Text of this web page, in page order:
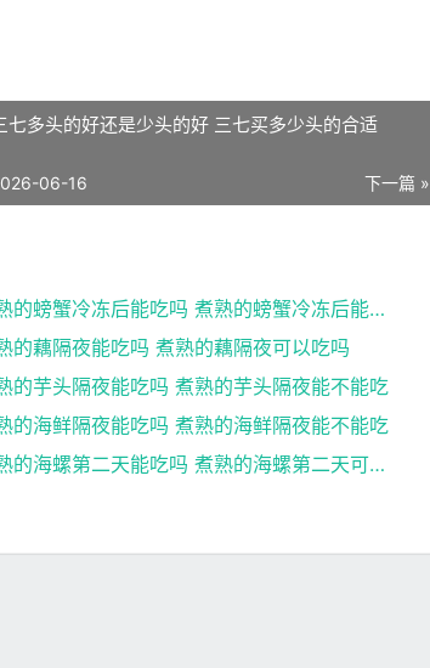
七多头的好还是少头的好 三七买多少头的合适
下一篇 »
06-16
煮熟的螃蟹冷冻后能吃吗 煮熟的螃蟹冷冻后能不能吃
的藕隔夜能吃吗 煮熟的藕隔夜可以吃吗
的芋头隔夜能吃吗 煮熟的芋头隔夜能不能吃
的海鲜隔夜能吃吗 煮熟的海鲜隔夜能不能吃
煮熟的海螺第二天能吃吗 煮熟的海螺第二天可以吃吗